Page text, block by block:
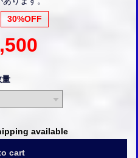
30%OFF
量
available
cart